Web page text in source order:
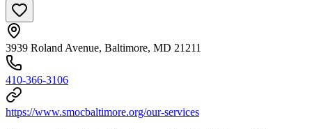
3939 Roland Avenue, Baltimore, MD 21211
410-366-3106
https://www.smocbaltimore.org/our-services